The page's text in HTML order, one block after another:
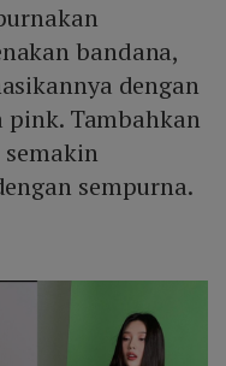
bandana,
dengan
pink. Tambahkan
sempurna.